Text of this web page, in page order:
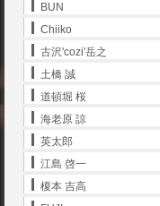
BUN
Chiiko
古沢'cozi'岳之
土橋 誠
道頓堀 桜
海老原 諒
英太郎
江島 啓一
榎本 吉高